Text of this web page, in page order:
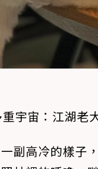
宇宙：江湖老
副高冷的樣子